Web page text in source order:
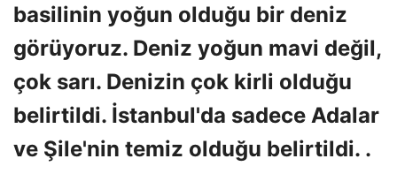
basilinin yoğun olduğu bir deniz
görüyoruz. Deniz yoğun mavi değil,
çok sarı. Denizin çok kirli olduğu
belirtildi. İstanbul'da sadece Adalar
ve Şile'nin temiz olduğu belirtildi. .